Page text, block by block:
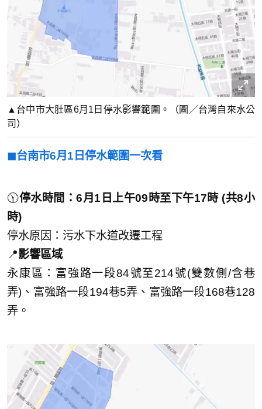
▲台中市大肚區6月1日停水影響範圍。（圖／台灣自來水公
司）
◼︎台南市6月1日停水範圍一次看
🕦停水時間：6月1日上午09時至下午17時 (共8小
時)
停水原因：污水下水道改遷工程
📍影響區域
永康區：富強路一段84號至214號(雙數側/含巷
弄)、富強路一段194巷5弄、富強路一段168巷128
弄。